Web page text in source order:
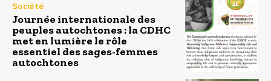
Société
Journée internationale des
peuples autochtones : la CDHC
met en lumière le rôle
essentiel des sages-femmes
autochtones